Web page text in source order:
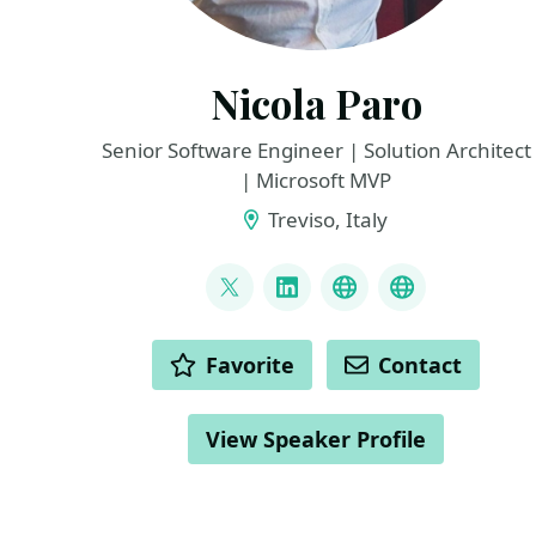
Nicola Paro
Senior Software Engineer | Solution Architect
| Microsoft MVP
Treviso, Italy
@nicola_paro
LinkedInGitHub
ACTIONS Favorite Contact
View Speaker Profile